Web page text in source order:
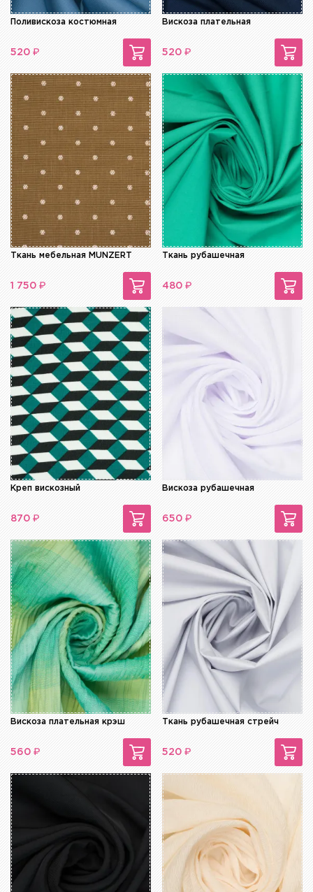
Поливискоза костюмная
520 ₽
Вискоза плательная
520 ₽
Ткань мебельная MUNZERT
1 750 ₽
Ткань рубашечная
480 ₽
Креп вискозный
870 ₽
Вискоза рубашечная
650 ₽
Вискоза плательная крэш
560 ₽
Ткань рубашечная стрейч
520 ₽